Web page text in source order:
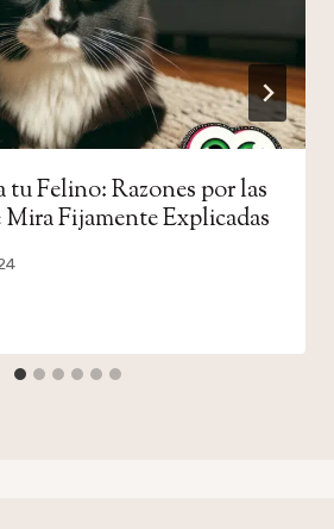
Felino: Razones por las
Fijamente Explicadas